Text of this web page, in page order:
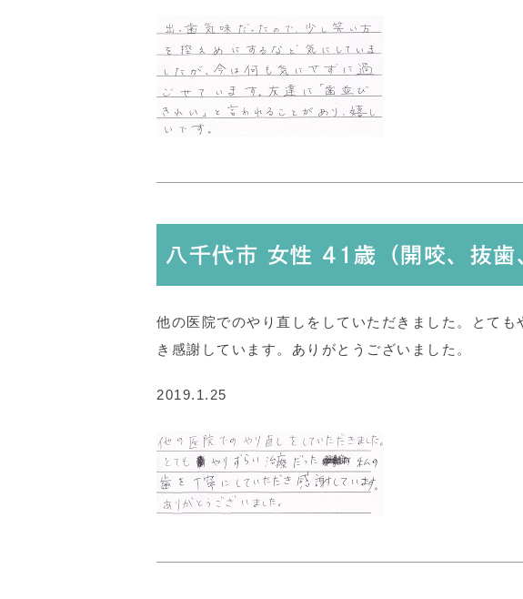
八千代市 女性 41歳（開咬、抜歯
他の医院でのやり直しをしていただきました。とて
き感謝しています。ありがとうございました。
2019.1.25